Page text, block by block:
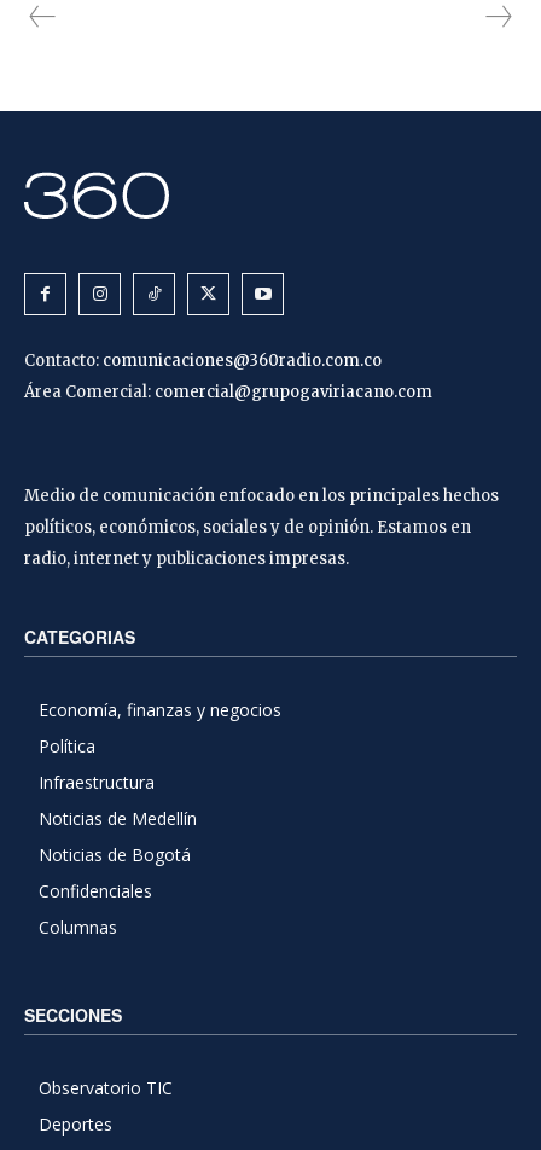
Contacto: comunicaciones@360radio.com.co
Área Comercial: comercial@grupogaviriacano.com
Medio de comunicación enfocado en los principales hechos
políticos, económicos, sociales y de opinión. Estamos en
radio, internet y publicaciones impresas.
CATEGORIAS
Economía, finanzas y negocios
Política
Infraestructura
Noticias de Medellín
Noticias de Bogotá
Confidenciales
Columnas
SECCIONES
Observatorio TIC
Deportes